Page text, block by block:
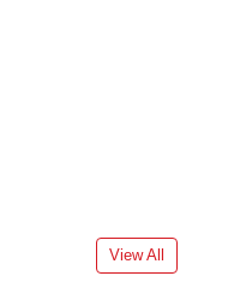
View All